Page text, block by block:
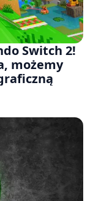
Switch 2!
możemy